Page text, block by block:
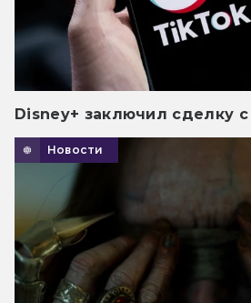
Disney+ заключил сделку
Новости